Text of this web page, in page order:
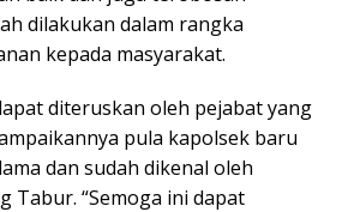
dilakukan dalam rangka
kepada masyarakat.
diteruskan oleh pejabat yang
pula kapolsek baru
dan sudah dikenal oleh
Tabur. “Semoga ini dapat